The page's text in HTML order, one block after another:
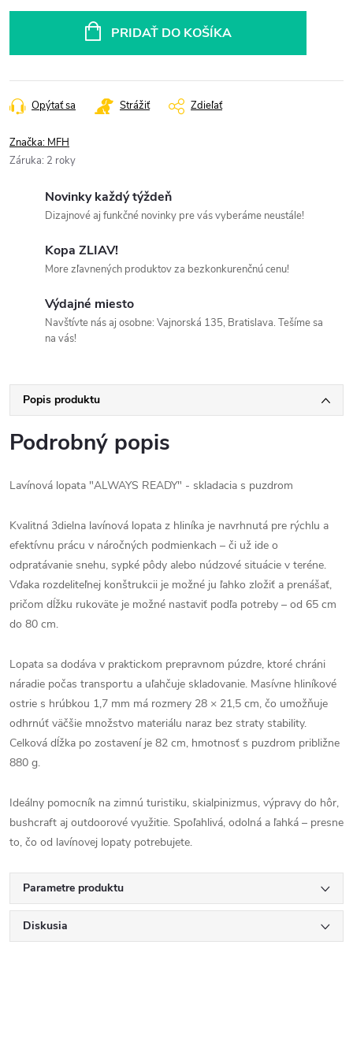
PRIDAŤ DO KOŠÍKA
Opýtať sa Strážiť Zdieľať
Značka: MFH
Záruka: 2 roky
Novinky každý týždeň
Dizajnové aj funkčné novinky pre vás vyberáme neustále!
Kopa ZLIAV!
More zľavnených produktov za bezkonkurenčnú cenu!
Výdajné miesto
Navštívte nás aj osobne: Vajnorská 135, Bratislava. Tešíme sa
na vás!
Popis produktu
Podrobný popis
Lavínová lopata "ALWAYS READY" - skladacia s puzdrom
Kvalitná 3dielna lavínová lopata z hliníka je navrhnutá pre rýchlu a
efektívnu prácu v náročných podmienkach – či už ide o
odpratávanie snehu, sypké pôdy alebo núdzové situácie v teréne.
Vďaka rozdeliteľnej konštrukcii je možné ju ľahko zložiť a prenášať,
pričom dĺžku rukoväte je možné nastaviť podľa potreby – od 65 cm
do 80 cm.
Lopata sa dodáva v praktickom prepravnom púzdre, ktoré chráni
náradie počas transportu a uľahčuje skladovanie. Masívne hliníkové
ostrie s hrúbkou 1,7 mm má rozmery 28 × 21,5 cm, čo umožňuje
odhrnúť väčšie množstvo materiálu naraz bez straty stability.
Celková dĺžka po zostavení je 82 cm, hmotnosť s puzdrom približne
880 g.
Ideálny pomocník na zimnú turistiku, skialpinizmus, výpravy do hôr,
bushcraft aj outdoorové využitie. Spoľahlivá, odolná a ľahká – presne
to, čo od lavínovej lopaty potrebujete.
Parametre produktu
Diskusia